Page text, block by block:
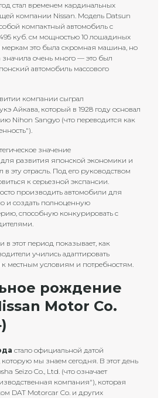
стал временем кардинальных
компании Nissan. Модель Datsun
компактный автомобиль с
куб. см мощностью 10 лошадиных
это была скромная машина, но
очень много — это был
автомобиль массового
компании сыграл
Айкава, который в 1928 году основал
Nihon Sangyo (что переводится как
значение
развития японской экономики и
в эту отрасль. Под его руководством
к серьезной экспансии.
производить автомобили для
и создать полноценную
способную конкурировать с
в этот период показывает, как
учились адаптировать
к местным условиям и потребностям.
рождение
Motor Co.
стало официальной датой
мы знаем сегодня. В этот день
Seizo Co., Ltd. (что означает
компания"), которая
DAT Motorcar Co. и других